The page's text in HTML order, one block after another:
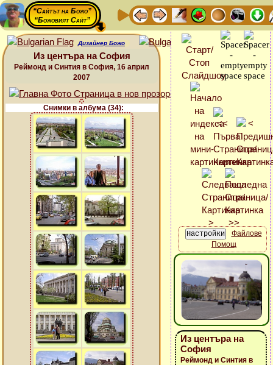
“Сайтът на Божо”
“Божовият Сайт”
Дизайнер Божо
Из центъра на София
Реймонд и Синтия в София, 16 април
2007
Снимки в албума (34):
Файлове
Помощ
Из центъра на
София
Реймонд и Синтия в